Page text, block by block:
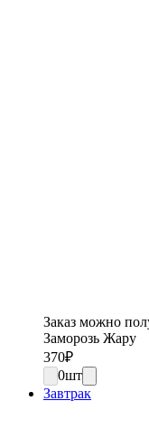
Заказ можно
Заморозь Жару
370₽
0шт
Завтрак